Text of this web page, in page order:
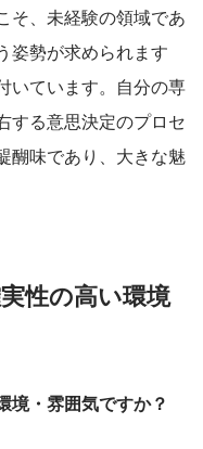
そ、未経験の領域であ
姿勢が求められます
いています。自分の専
する意思決定のプロセ
醐味であり、大きな魅
性の高い環境
境・雰囲気ですか？